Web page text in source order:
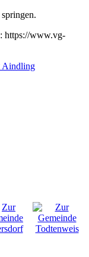
springen.
https://www.vg-